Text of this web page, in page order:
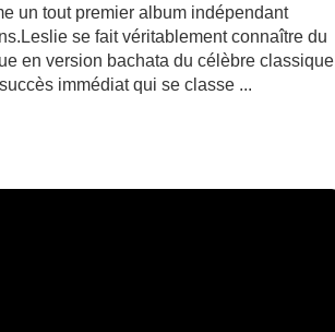
un tout premier album indépendant
se fait véritablement connaître du
en version bachata du célèbre classique
immédiat qui se classe ...